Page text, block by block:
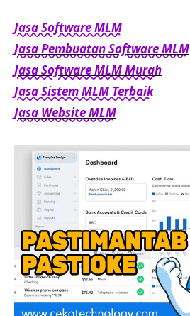
Jasa Software MLM
Jasa Pembuatan Software MLM
Jasa Software MLM Murah
Jasa Sistem MLM Terbaik
Jasa Website MLM